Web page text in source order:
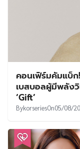
คอนเฟิร์มคัมแบ็ก
เบสบอลผู้มีพลังวิ
‘Gift’
BykorseriesOn05/08/